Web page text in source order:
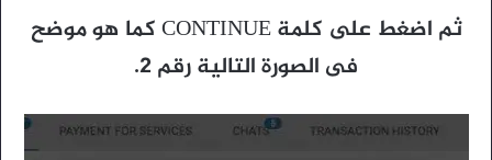
ثم اضغط على كلمة CONTINUE كما هو موضح
فى الصورة التالية رقم 2.